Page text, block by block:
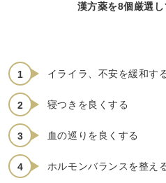
漢方薬を8個厳選し
イライラ、不安を緩和す
寝つきを良くする
血の巡りを良くする
ホルモンバランスを整え